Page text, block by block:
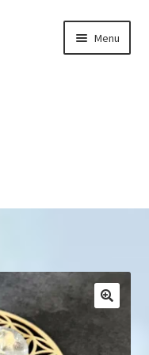
Menu